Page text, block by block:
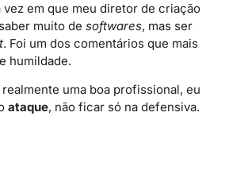
vez em que meu diretor de criação
muito desoftwares, mas ser
. Foi um dos comentários que mais
humildade.
uma boa profissional, eu
ataque, não ficar só na defensiva.